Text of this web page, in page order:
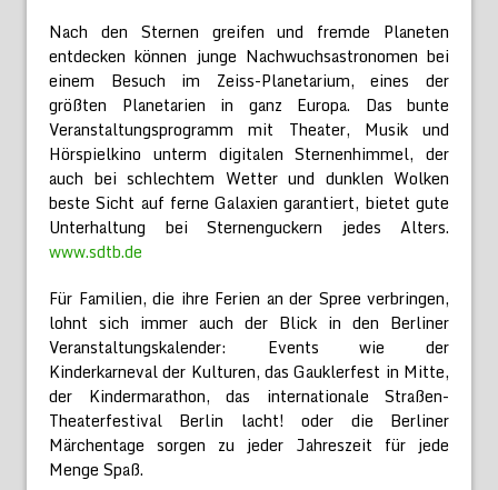
Nach den Sternen greifen und fremde Planeten
entdecken können junge Nachwuchsastronomen bei
einem Besuch im Zeiss-Planetarium, eines der
größten Planetarien in ganz Europa. Das bunte
Veranstaltungsprogramm mit Theater, Musik und
Hörspielkino unterm digitalen Sternenhimmel, der
auch bei schlechtem Wetter und dunklen Wolken
beste Sicht auf ferne Galaxien garantiert, bietet gute
Unterhaltung bei Sternenguckern jedes Alters.
www.sdtb.de
Für Familien, die ihre Ferien an der Spree verbringen,
lohnt sich immer auch der Blick in den Berliner
Veranstaltungskalender: Events wie der
Kinderkarneval der Kulturen, das Gauklerfest in Mitte,
der Kindermarathon, das internationale Straßen-
Theaterfestival Berlin lacht! oder die Berliner
Märchentage sorgen zu jeder Jahreszeit für jede
Menge Spaß.